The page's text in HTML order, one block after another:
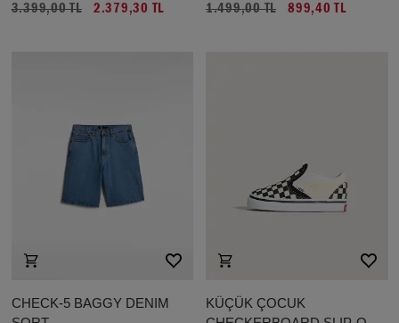
3.399,00 TL 2.379,30 TL 1.499,00 TL 899,40 TL
CHECK-5 BAGGY DENIM
KÜÇÜK ÇOCUK